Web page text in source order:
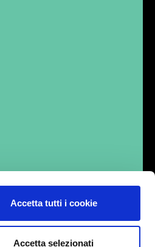
Accetta tutti i cookie
Accetta selezionati